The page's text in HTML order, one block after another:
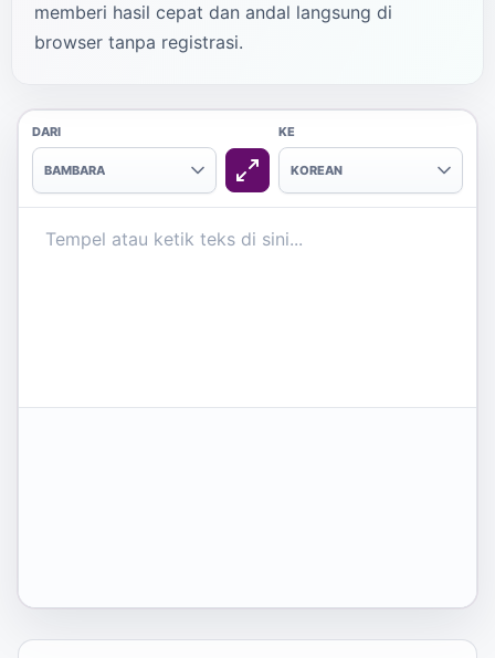
memberi hasil cepat dan andal langsung di
browser tanpa registrasi.
DARI
BAMBARA
KE
KOREAN